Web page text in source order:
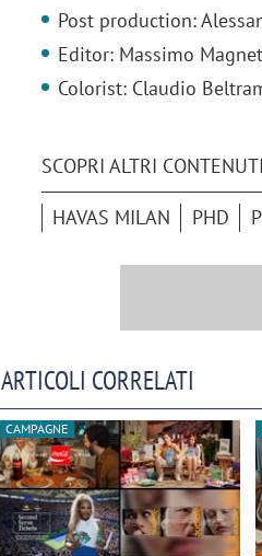
Post production:
Editor: Massimo
Colorist: Claudio
SCOPRI ALTRI
HAVAS MILAN PHD
ARTICOLI CORRELATI
CAMPAGNE